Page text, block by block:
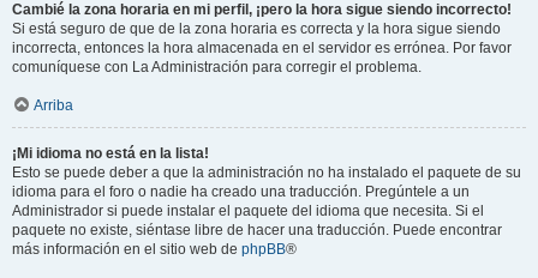
Cambié la zona horaria en mi perfil, ¡pero la hora sigue siendo incorrecto!
Si está seguro de que de la zona horaria es correcta y la hora sigue siendo
incorrecta, entonces la hora almacenada en el servidor es errónea. Por favor
comuníquese con La Administración para corregir el problema.
Arriba
¡Mi idioma no está en la lista!
Esto se puede deber a que la administración no ha instalado el paquete de su
idioma para el foro o nadie ha creado una traducción. Pregúntele a un
Administrador si puede instalar el paquete del idioma que necesita. Si el
paquete no existe, siéntase libre de hacer una traducción. Puede encontrar
más información en el sitio web de phpBB®